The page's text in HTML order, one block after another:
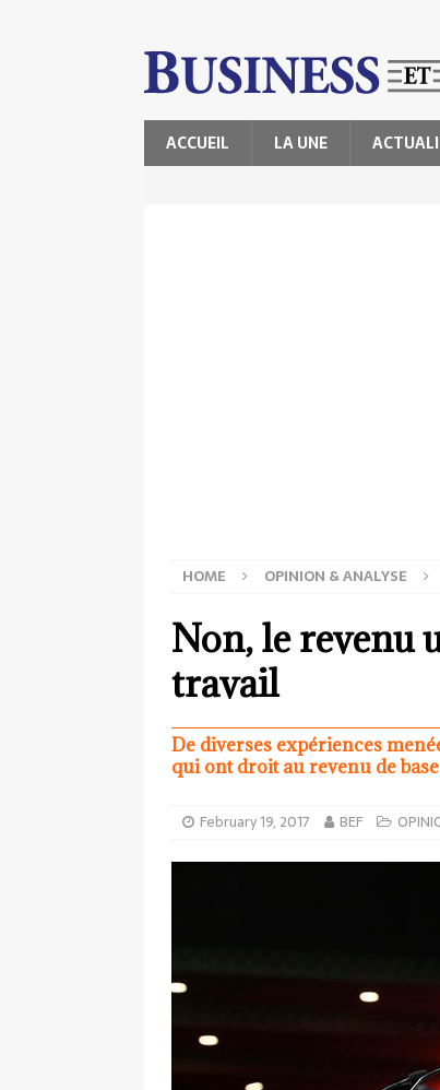
ACCUEIL LA UNE
HOME OPINION & ANALYSE
Non, le revenu
travail
De diverses expériences
qui ont droit au revenu de
February 19, 2017 BEF